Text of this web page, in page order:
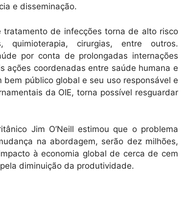
e disseminação.
de infecções torna de alto risco
quimioterapia, cirurgias, entre outros.
por conta de prolongadas internações
ações coordenadas entre saúde humana e
público global e seu uso responsável e
da OIE, torna possível resguardar
Jim O’Neill estimou que o problema
na abordagem, serão dez milhões,
à economia global de cerca de cem
diminuição da produtividade.